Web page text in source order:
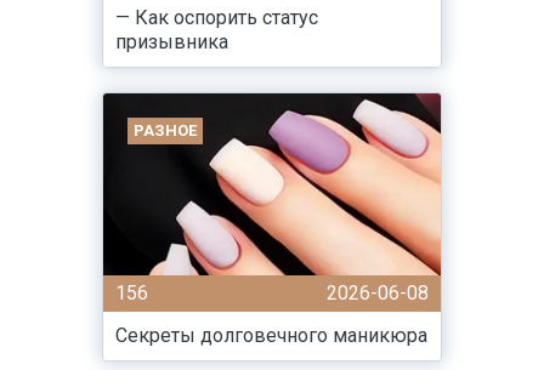
— Как оспорить статус
призывника
РАЗНОЕ
156
2026-06-08
Секреты долговечного маникюра